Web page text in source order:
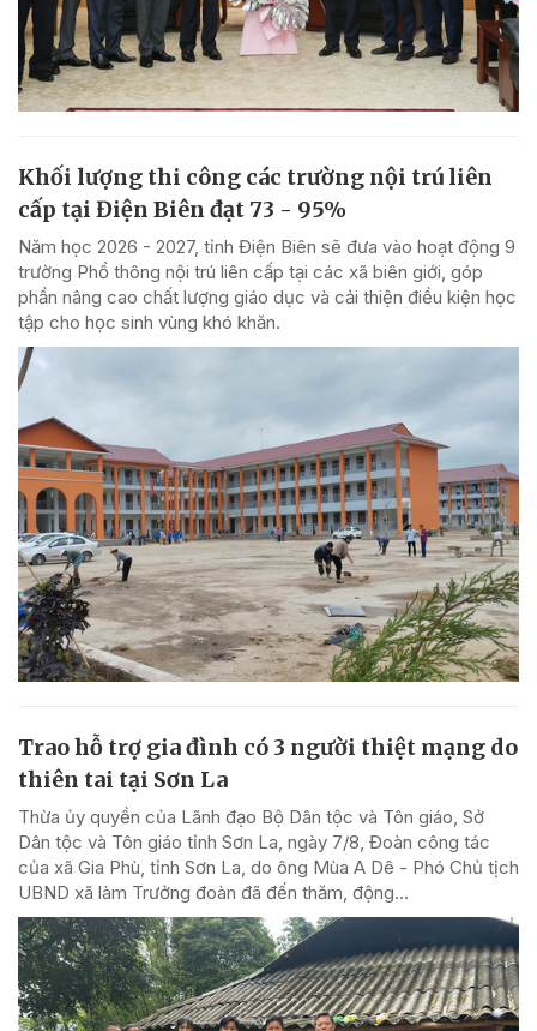
Khối lượng thi công các trường nội trú liên
cấp tại Điện Biên đạt 73 - 95%
Năm học 2026 - 2027, tỉnh Điện Biên sẽ đưa vào hoạt động 9
trường Phổ thông nội trú liên cấp tại các xã biên giới, góp
phần nâng cao chất lượng giáo dục và cải thiện điều kiện học
tập cho học sinh vùng khó khăn.
Trao hỗ trợ gia đình có 3 người thiệt mạng do
thiên tai tại Sơn La
Thừa ủy quyền của Lãnh đạo Bộ Dân tộc và Tôn giáo, Sở
Dân tộc và Tôn giáo tỉnh Sơn La, ngày 7/8, Đoàn công tác
của xã Gia Phù, tỉnh Sơn La, do ông Mùa A Dê - Phó Chủ tịch
UBND xã làm Trưởng đoàn đã đến thăm, động...